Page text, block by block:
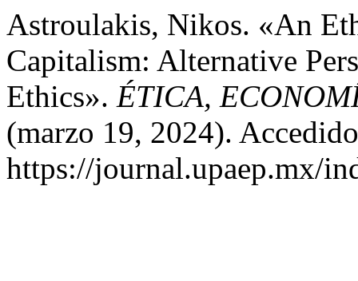
Astroulakis, Nikos. «An
Capitalism: Alternative
Ethics». ÉTICA,
(marzo 19, 2024).
https://journal.upaep.mx/